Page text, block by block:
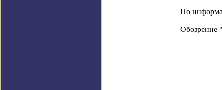
По
Обозрение "